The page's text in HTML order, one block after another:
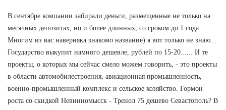
В сентябре компании забирали деньги, размещенные не только на
месячных депозитах, но и более длинных, со сроком до 1 года.
Многим из вас наверняка знакомо название) я вот только не знаю...
Государство выкупит намного дешевле, рублей по 15-20...... И те
проекты, о которых мы сейчас смело можем говорить, - это проекты
в области автомобилестроения, авиационная промышленность,
военно-промышленный комплекс и сельское хозяйство. Гормон
роста со скидкой Невинномысск - Тренол 75 дешево Севастополь? В